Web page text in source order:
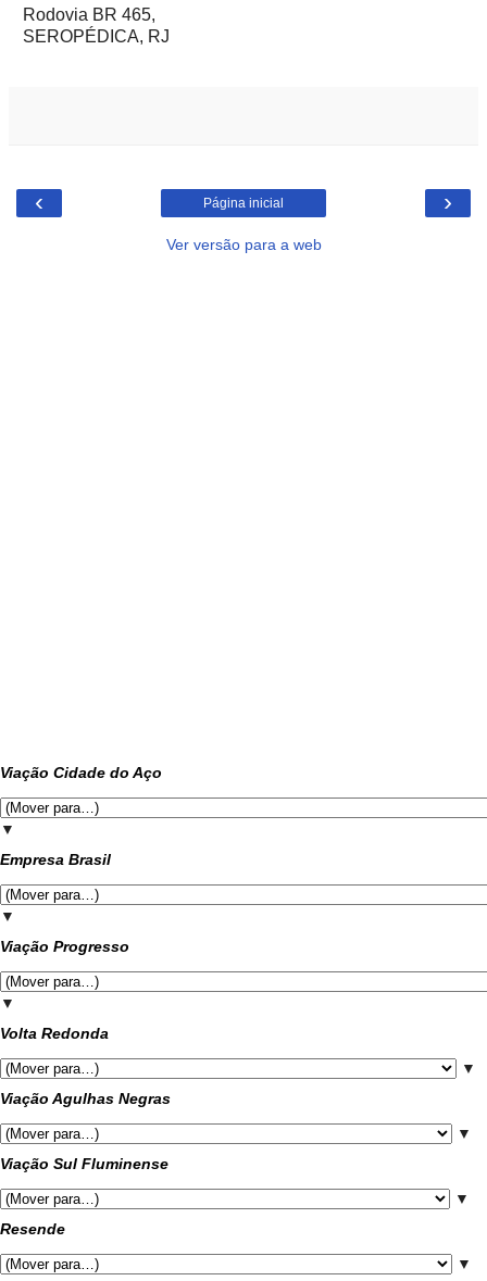
Rodovia BR 465,
SEROPÉDICA, RJ
‹ ›
Página inicial
Ver versão para a web
Viação Cidade do Aço
▼
Empresa Brasil
▼
Viação Progresso
▼
Volta Redonda
▼
Viação Agulhas Negras
▼
Viação Sul Fluminense
▼
Resende
▼